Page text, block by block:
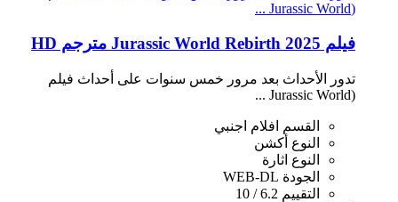
(Jurassic World ...
فيلم Jurassic World Rebirth 2025 مترجم HD
تدور الأحداث بعد مرور خمس سنوات على أحداث فيلم
(Jurassic World ...
القسم
افلام اجنبي
النوع أكشن
النوع اثارة
الجودة WEB-DL
التقييم 6.2 / 10